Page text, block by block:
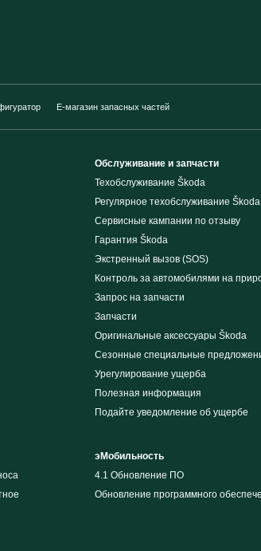
E-магазин запасных частей
Обслуживание и запчасти
Техобслуживание Škoda
Регулярное техобслуживание Škoda
Сервисные кампании по отзыву
Гарантия Škoda
Экстренный вызов (SOS)
Контроль за автомобилями на
Запрос на запчасти
Запчасти
Оригинальные аксессуары Škoda
Сезонные специальные
Урегулирование ущерба
Полезная информация
Подайте уведомление об ущербе
эМобильность
4.1 Обновление ПО
Обновление программного